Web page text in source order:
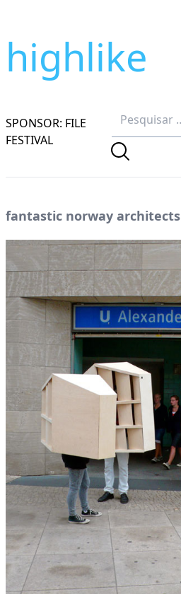
highlike
SPONSOR: FILE
FESTIVAL
fantastic norway architects